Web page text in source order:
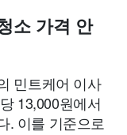
소 가격 안
민트케어 이사
13,000원에서
. 이를 기준으로